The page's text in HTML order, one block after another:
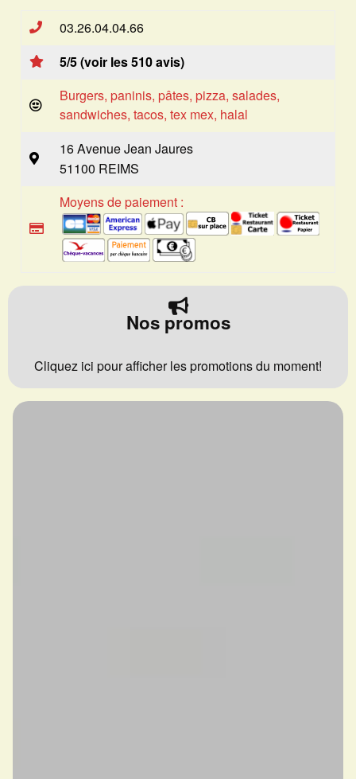
03.26.04.04.66
5/5 (voir les 510 avis)
Burgers, paninis, pâtes, pizza, salades,
sandwiches, tacos, tex mex, halal
16 Avenue Jean Jaures
51100 REIMS
Moyens de paiement :
Nos promos
Cliquez ici pour afficher les promotions du moment!